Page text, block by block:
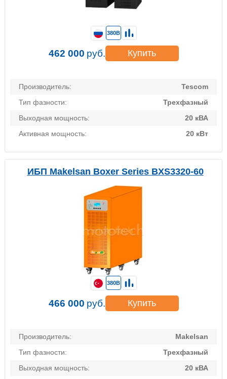
Производитель:
Tescom
Тип фазности:
Трехфазный
Выходная мощность:
20 кВА
Активная мощность:
20 кВт
380В
462 000 руб. Купить
ИБП Makelsan Boxer Series BXS3320-60
Производитель:
Makelsan
Тип фазности:
Трехфазный
Выходная мощность:
20 кВА
380В
466 000 руб. Купить